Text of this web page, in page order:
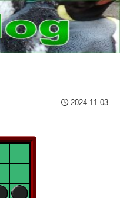
2024.11.03